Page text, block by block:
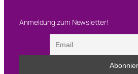
Anmeldung zum Newsletter!